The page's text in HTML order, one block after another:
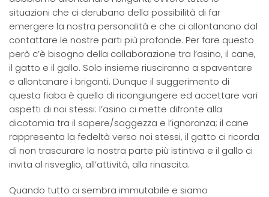
situazioni che ci derubano della possibilità di far
emergere la nostra personalità e che ci allontanano dal
contattare le nostre parti più profonde. Per fare questo
però c’è bisogno della collaborazione tra l’asino, il cane,
il gatto e il gallo. Solo insieme riusciranno a spaventare
e allontanare i briganti. Dunque il suggerimento di
questa fiaba è quello di ricongiungere ed accettare vari
aspetti di noi stessi: l’asino ci mette difronte alla
dicotomia tra il sapere/saggezza e l’ignoranza; il cane
rappresenta la fedeltà verso noi stessi, il gatto ci ricorda
di non trascurare la nostra parte più istintiva e il gallo ci
invita al risveglio, all’attività, alla rinascita.
Quando tutto ci sembra immutabile e siamo